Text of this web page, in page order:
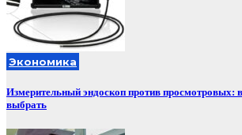
Экономика
Измерительный эндоскоп против просмотровых:
выбрать